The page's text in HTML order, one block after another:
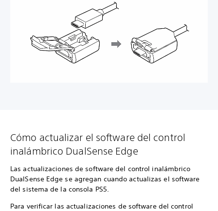
Cómo actualizar el software del control
inalámbrico DualSense Edge
Las actualizaciones de software del control inalámbrico
DualSense Edge se agregan cuando actualizas el software
del sistema de la consola PS5.
Para verificar las actualizaciones de software del control